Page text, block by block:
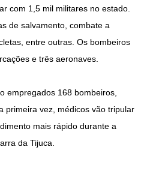
com 1,5 mil militares no estado.
de salvamento, combate a
entre outras. Os bombeiros
e três aeronaves.
empregados 168 bombeiros,
primeira vez, médicos vão tripular
mais rápido durante a
da Tijuca.